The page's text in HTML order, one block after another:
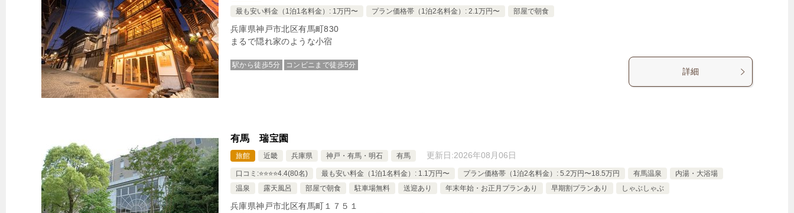
最も安い料金（1泊1名料金）: 1万円〜 プラン価格帯（1泊2名料金）: 2.1万円〜 部屋で朝食
兵庫県神戸市北区有馬町830
まるで隠れ家のような小宿
詳細
駅から徒歩5分 コンビニまで徒歩5分
有馬 瑞宝園
旅館 近畿 兵庫県 神戸・有馬・明石 有馬 更新日:2026年08月06日
口コミ:⭐️⭐️⭐️⭐️4.4(80名) 最も安い料金（1泊1名料金）: 1.1万円〜 プラン価格帯（1泊2名料金）: 5.2万円〜18.5万円 有馬温泉
内湯・大浴場
温泉
露天風呂 部屋で朝食 駐車場無料 送迎あり 年末年始・お正月プランあり 早期割プランあり しゃぶしゃぶ
兵庫県神戸市北区有馬町１７５１